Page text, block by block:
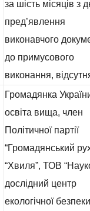
за шість місяців з
пред’явлення
виконавчого
до примусового
виконання,
Громадянка
освіта вища, член
Політичної партії
“Громадянський
“Хвиля”, ТОВ
дослідний центр
екологічної